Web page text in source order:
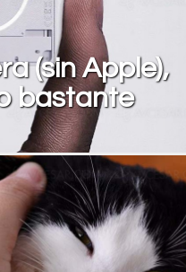
(sin Apple),
bastante